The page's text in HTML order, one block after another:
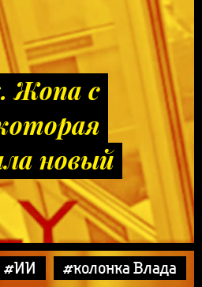
Жопа с
новый
#ИИ
#колонка Влада